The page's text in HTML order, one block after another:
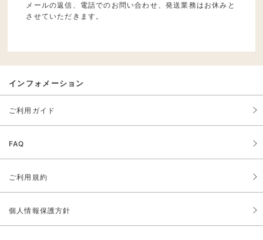
メールの返信、電話でのお問い合わせ、発送業務はお休みと
させていただきます。
インフォメーション
ご利用ガイド
FAQ
ご利用規約
個人情報保護方針